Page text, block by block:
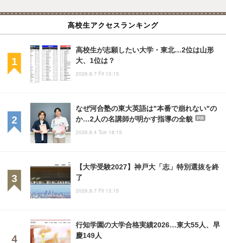
高校生アクセスランキング
高校生が志願したい大学・東北…2位は山形
大、1位は？
2026.8.7 Fri 10:15
なぜ河合塾の東大英語は"本番で崩れない"の
か…2人の名講師が明かす指導の全貌
PR
2026.8.4 Tue 18:15
【大学受験2027】神戸大「志」特別選抜を終
了
2026.8.7 Fri 13:15
行知学園の大学合格実績2026…東大55人、早
慶149人